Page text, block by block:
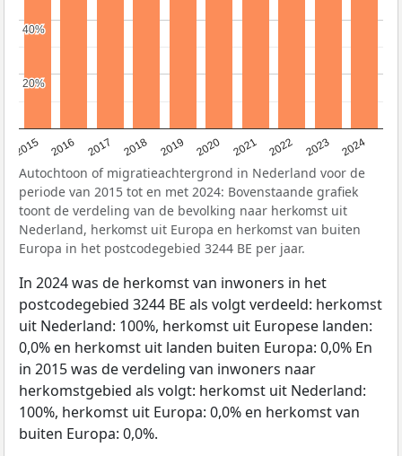
2015 2016 2017 2018 2019 2020 2021 2022 2023 2024
20%
20%
40%
40%
Autochtoon of migratieachtergrond in Nederland voor de
periode van 2015 tot en met 2024: Bovenstaande grafiek
toont de verdeling van de bevolking naar herkomst uit
Nederland, herkomst uit Europa en herkomst van buiten
Europa in het postcodegebied 3244 BE per jaar.
In 2024 was de herkomst van inwoners in het
postcodegebied 3244 BE als volgt verdeeld: herkomst
uit Nederland: 100%, herkomst uit Europese landen:
0,0% en herkomst uit landen buiten Europa: 0,0% En
in 2015 was de verdeling van inwoners naar
herkomstgebied als volgt: herkomst uit Nederland:
100%, herkomst uit Europa: 0,0% en herkomst van
buiten Europa: 0,0%.